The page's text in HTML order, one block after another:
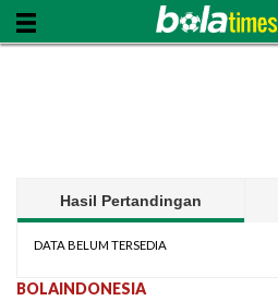
Hasil Pertandingan
DATA BELUM TERSEDIA
BOLAINDONESIA